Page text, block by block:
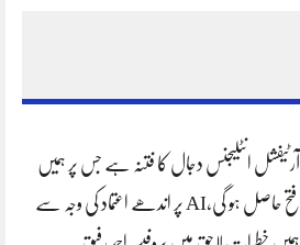
آرٹیفشل انٹلیجنس دجال کا فتنہ ہے جس پر ہمیں
فتح حاصل ہو گی،AI پر اندھے اعتماد کی وجہ سے